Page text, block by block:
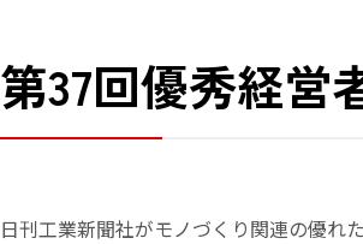
第37回優秀経営
日刊工業新聞社がモノづくり関連の優